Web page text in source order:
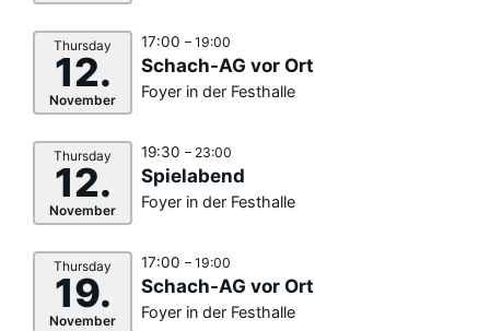
Thursday
12.
November
17:00 – 19:00
Schach-AG vor Ort
Foyer in der Festhalle
Thursday
12.
November
19:30 – 23:00
Spielabend
Foyer in der Festhalle
Thursday
19.
November
17:00 – 19:00
Schach-AG vor Ort
Foyer in der Festhalle